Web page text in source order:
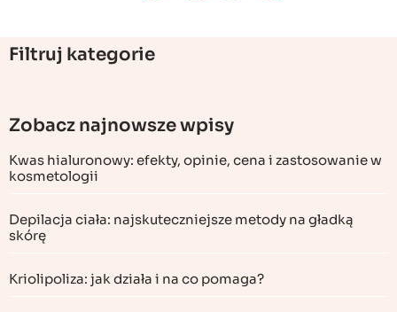
Filtruj kategorie
Zobacz najnowsze wpisy
Kwas hialuronowy: efekty, opinie, cena i zastosowanie w
kosmetologii
Depilacja ciała: najskuteczniejsze metody na gładką
skórę
Kriolipoliza: jak działa i na co pomaga?